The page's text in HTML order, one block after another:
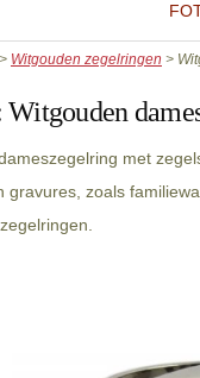
> Witgouden zegelringen >
Witgouden
met
gravures, zoals